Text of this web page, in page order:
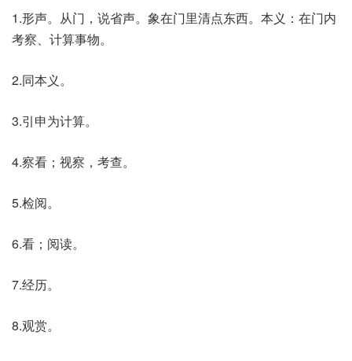
1.形声。从门，说省声。象在门里清点东西。本义：在门内
考察、计算事物。
2.同本义。
3.引申为计算。
4.察看；视察，考查。
5.检阅。
6.看；阅读。
7.经历。
8.观赏。